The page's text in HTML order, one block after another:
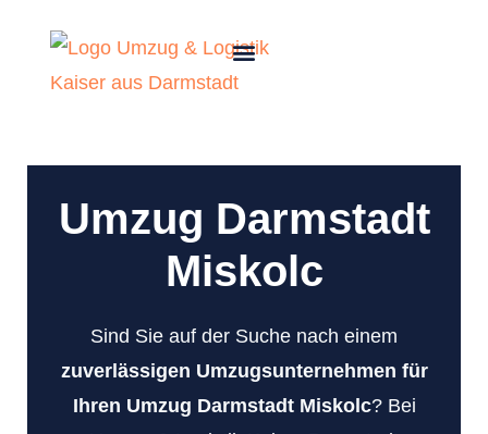
Umzug Darmstadt
Miskolc
Sind Sie auf der Suche nach einem
zuverlässigen Umzugsunternehmen für
Ihren Umzug Darmstadt Miskolc? Bei